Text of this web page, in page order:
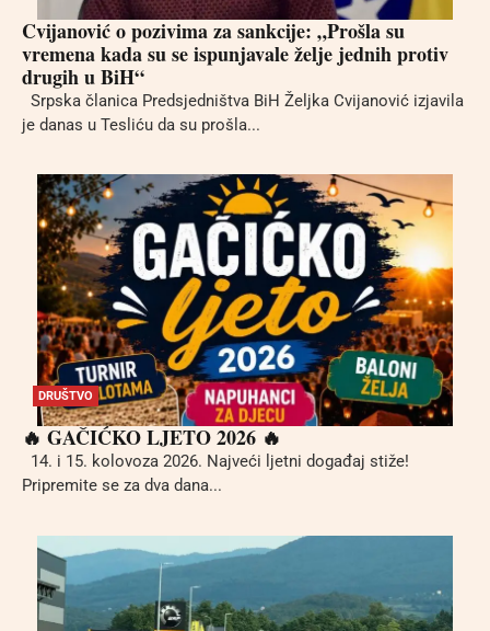
Cvijanović o pozivima za sankcije: „Prošla su
vremena kada su se ispunjavale želje jednih protiv
drugih u BiH“
Srpska članica Predsjedništva BiH Željka Cvijanović izjavila
je danas u Tesliću da su prošla...
DRUŠTVO
🔥 GAČIĆKO LJETO 2026 🔥
14. i 15. kolovoza 2026. Najveći ljetni događaj stiže!
Pripremite se za dva dana...